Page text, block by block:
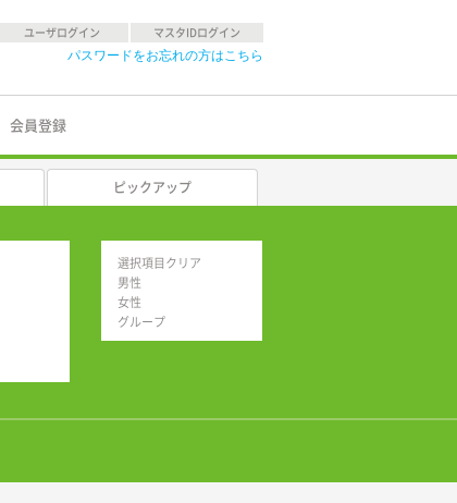
ユーザログイン マスタIDログイン
パスワードをお忘れの方はこちら
会員登録
ピックアップ
選択項目クリア
男性
女性
グループ